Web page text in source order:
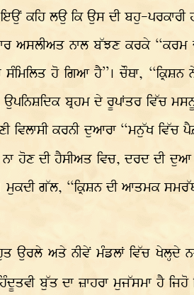
ਲਉ ਕਿ ਉਸ ਦੀ ਬਹੁ-ਪਰਕਾਰੀ
ਨਾਲ ਬੱਝਣ ਕਰਕੇ “ਕਰਮ
ਹੋ ਗਿਆ ਹੈ”। ਚੌਥਾ,
ਬ੍ਰਹਮ ਦੇ ਰੂਪਾਂਤਰ ਵਿੱਚ
ਕਰਨੀ ਦੁਆਰਾ “ਮਨੁੱਖ ਵਿੱਚ
ਹੋਣ ਦੀ ਹੈਸੀਅਤ ਵਿਚ, ਦਰਦ ਦੀ
ਗੱਲ, “ਕ੍ਰਿਸ਼ਨ ਦੀ ਆਤਮਕ
ਉਰਲੇ ਅਤੇ ਨੀਵੇਂ ਮੰਡਲਾਂ ਵਿੱਚ
ਬੁੱਤ ਦਾ ਜ਼ਾਹਰਾ ਮੁਜੱਸਮਾ ਹੈ